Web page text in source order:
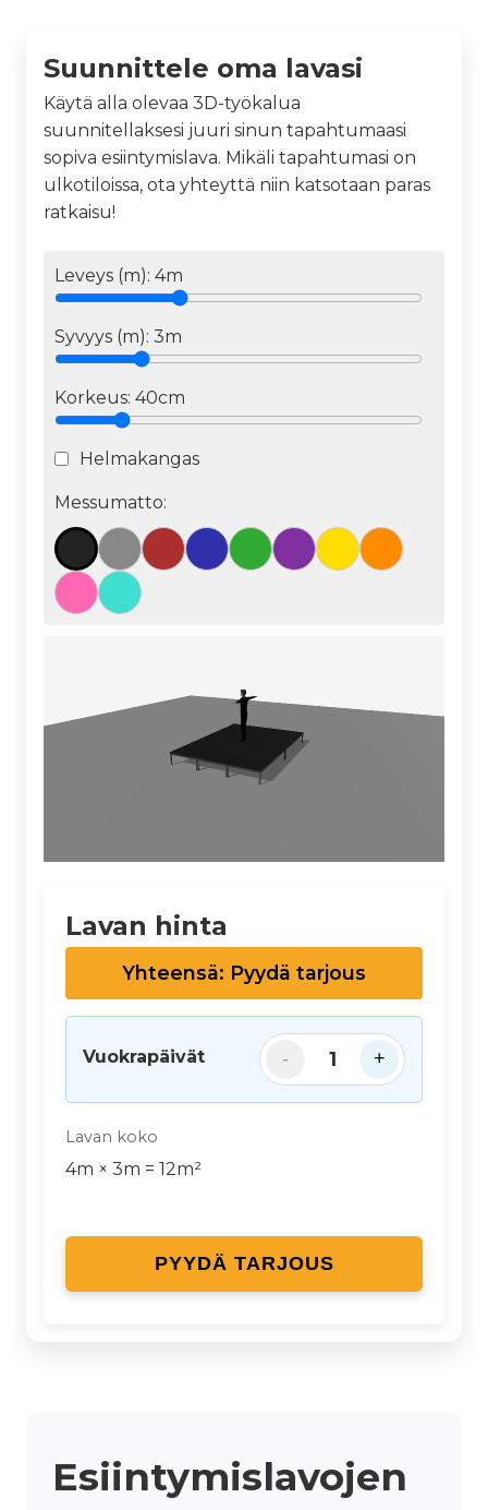
Suunnittele oma lavasi
Käytä alla olevaa 3D-työkalua
suunnitellaksesi juuri sinun tapahtumaasi
sopiva esiintymislava. Mikäli tapahtumasi on
ulkotiloissa, ota yhteyttä niin katsotaan paras
ratkaisu!
Leveys (m): 4m
Syvyys (m): 3m
Korkeus: 40cm
Helmakangas
Messumatto:
Lavan hinta
Yhteensä: Pyydä tarjous
Vuokrapäivät - 1 +
Lavan koko
4m × 3m = 12m²
PYYDÄ TARJOUS
Esiintymislavojen